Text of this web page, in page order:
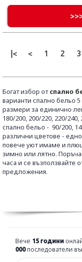
>
|< < 1 2 3
Богат избор отспално
варианти спално бельо
размери за единично
180/200, 200/220, 220/
спално бельо - 90/200,
различни цветове -
повече уют имаме и
зимно или лятно.
часа и се възползвайте
предложения.
Вече 15 години
000последователи